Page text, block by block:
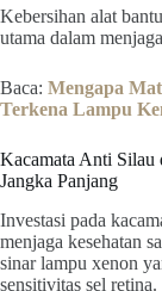
Kebersihan alat
utama dalam
Baca: Mengapa
Terkena Lampu
Kacamata Anti Silau
Jangka Panjang
Investasi pada
menjaga kesehatan
sinar lampu xenon
sensitivitas sel retina.